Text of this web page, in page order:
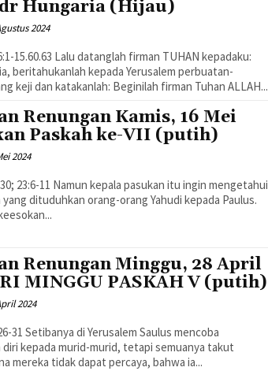
Hungaria (Hijau)
2024
firman TUHAN kepadaku:
beritahukanlah kepada Yerusalem perbuatan-
keji dan katakanlah: Beginilah firman Tuhan ALLAH...
Renungan Kamis, 16 Mei
Paskah ke-VII (putih)
2024
itu ingin mengetahui
dituduhkan orang-orang Yahudi kepada Paulus.
Renungan Minggu, 28 April
MINGGU PASKAH V (putih)
2024
mencoba
kepada murid-murid, tetapi semuanya takut
mereka tidak dapat percaya, bahwa ia...